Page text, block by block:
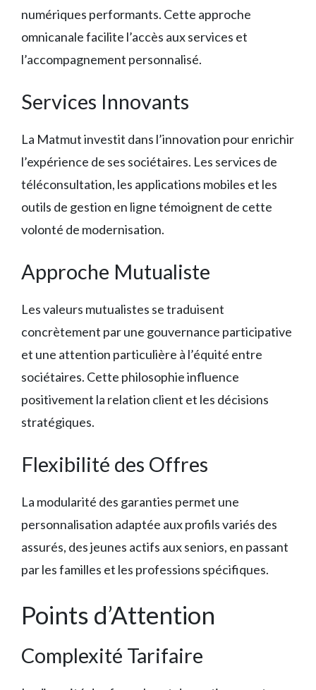
numériques performants. Cette approche
omnicanale facilite l’accès aux services et
l’accompagnement personnalisé.
Services Innovants
La Matmut investit dans l’innovation pour enrichir
l’expérience de ses sociétaires. Les services de
téléconsultation, les applications mobiles et les
outils de gestion en ligne témoignent de cette
volonté de modernisation.
Approche Mutualiste
Les valeurs mutualistes se traduisent
concrètement par une gouvernance participative
et une attention particulière à l’équité entre
sociétaires. Cette philosophie influence
positivement la relation client et les décisions
stratégiques.
Flexibilité des Offres
La modularité des garanties permet une
personnalisation adaptée aux profils variés des
assurés, des jeunes actifs aux seniors, en passant
par les familles et les professions spécifiques.
Points d’Attention
Complexité Tarifaire